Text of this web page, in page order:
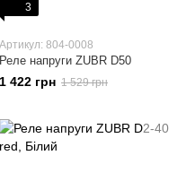
3
Артикул: 804-0008
Реле напруги ZUBR D50
1 422 грн 1 529 грн